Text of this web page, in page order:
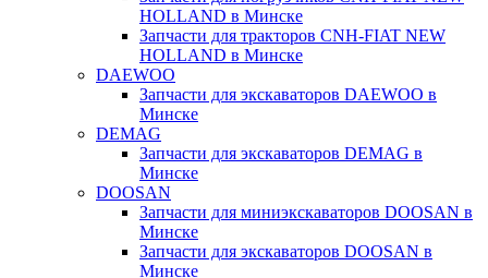
HOLLAND в Минске
Запчасти для тракторов CNH-FIAT NEW
HOLLAND в Минске
DAEWOO
Запчасти для экскаваторов DAEWOO в
Минске
DEMAG
Запчасти для экскаваторов DEMAG в
Минске
DOOSAN
Запчасти для миниэкскаваторов DOOSAN в
Минске
Запчасти для экскаваторов DOOSAN в
Минске